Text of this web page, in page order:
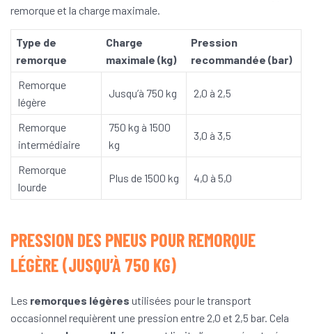
remorque et la charge maximale.
Type de
remorque
Charge
maximale (kg)
Pression
recommandée (bar)
Remorque
légère
Jusqu’à 750 kg 2,0 à 2,5
Remorque
intermédiaire
750 kg à 1500
kg
3,0 à 3,5
Remorque
lourde
Plus de 1500 kg 4,0 à 5,0
PRESSION DES PNEUS POUR REMORQUE
LÉGÈRE (JUSQU’À 750 KG)
Les remorques légères utilisées pour le transport
occasionnel requièrent une pression entre 2,0 et 2,5 bar. Cela